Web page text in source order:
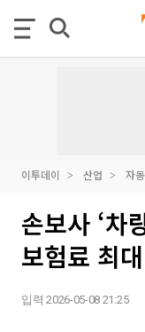
이투데이 산업 자
손보사 ‘차
보험료 최
입력 2026-05-08 21:25